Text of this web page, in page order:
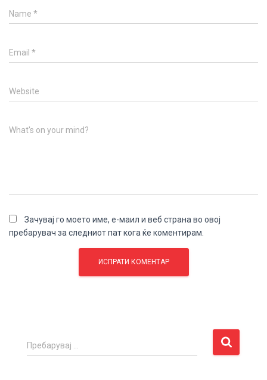
Name *
Email *
Website
What's on your mind?
Зачувај го моето име, е-маил и веб страна во овој
пребарувач за следниот пат кога ќе коментирам.
П
р
Пребарувај …